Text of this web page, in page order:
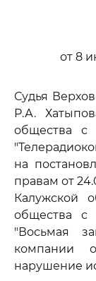
от 8
Судья
Р.А.
общества с
на
правам от
Калужской
общества с
"Восьмая
компании
нарушение